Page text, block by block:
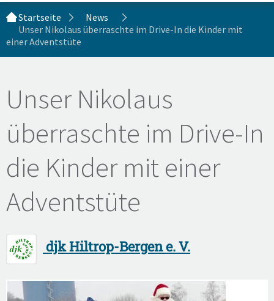
Startseite
News
Unser Nikolaus überraschte im Drive-In die Kinder mit
einer Adventstüte
Unser Nikolaus
überraschte im Drive-In
die Kinder mit einer
Adventstüte
djk Hiltrop-Bergen e. V.